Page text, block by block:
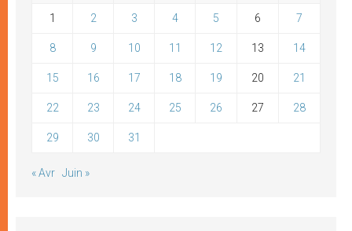
1 2 3 4 5 6 7
8 9 10 11 12 13 14
15 16 17 18 19 20 21
22 23 24 25 26 27 28
29 30 31
« Avr Juin »